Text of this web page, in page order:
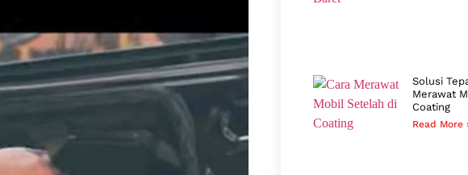
Solusi
Merawat
Coating
Read More